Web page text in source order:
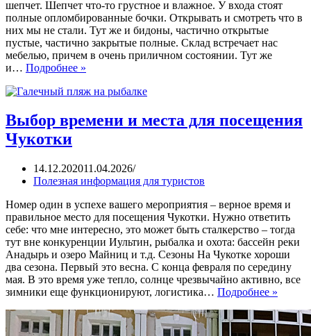
шепчет. Шепчет что-то грустное и влажное. У входа стоят
полные опломбированные бочки. Открывать и смотреть что в
них мы не стали. Тут же и бидоны, частично открытые
пустые, частично закрытые полные. Склад встречает нас
мебелью, причем в очень приличном состоянии. Тут же
и… Подробнее »
Выбор времени и места для посещения
Чукотки
14.12.202011.04.2026
Полезная информация для туристов
Номер один в успехе вашего мероприятия – верное время и
правильное место для посещения Чукотки. Нужно ответить
себе: что мне интересно, это может быть сталкерство – тогда
тут вне конкуренции Иультин, рыбалка и охота: бассейн реки
Анадырь и озеро Майниц и т.д. Сезоны На Чукотке хороши
два сезона. Первый это весна. С конца февраля по середину
мая. В это время уже тепло, солнце чрезвычайно активно, все
зимники еще функционируют, логистика… Подробнее »